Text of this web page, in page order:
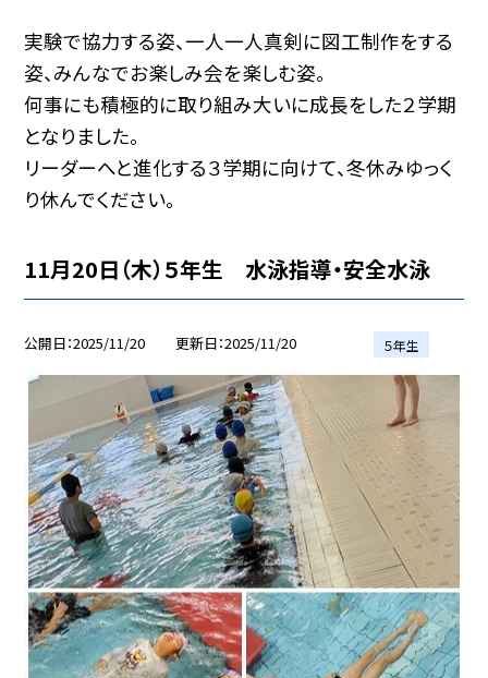
実験で協力する姿、一人一人真剣に図工制作をする
姿、みんなでお楽しみ会を楽しむ姿。
何事にも積極的に取り組み大いに成長をした２学期
となりました。
リーダーへと進化する３学期に向けて、冬休みゆっく
り休んでください。
11月20日（木）５年生 水泳指導・安全水泳
公開日 2025/11/20 更新日 2025/11/20 ５年生